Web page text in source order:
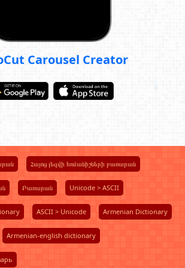
Carousel Creator
Հայոց լեզվի հոմանիշների բառարան
Բառարան Unicode > ASCII
ASCII > Unicode Armenian Dictionary
Armenian-english dictionary